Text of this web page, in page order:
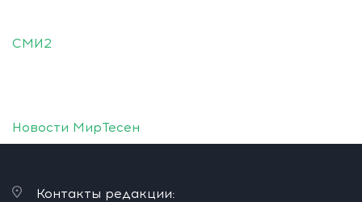
СМИ2
Новости МирТесен
Контакты редакции: